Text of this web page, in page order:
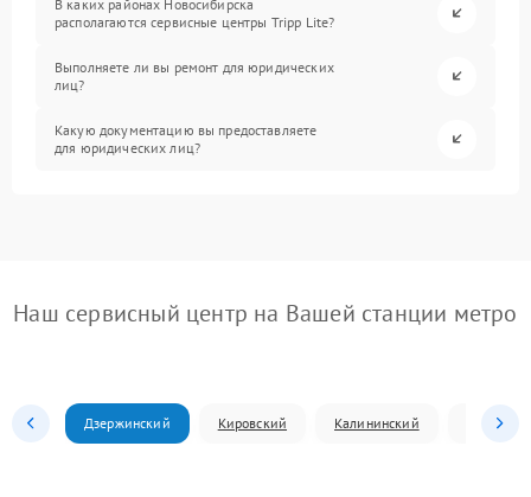
В каких районах Новосибирска
располагаются сервисные центры Tripp Lite?
Выполняете ли вы ремонт для юридических
лиц?
Какую документацию вы предоставляете
для юридических лиц?
Наш сервисный центр на Вашей станции метро
Дзержинский Кировский Калининский